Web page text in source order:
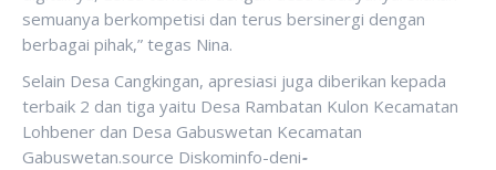
semuanya berkompetisi dan terus bersinergi dengan
berbagai pihak,” tegas Nina.
Selain Desa Cangkingan, apresiasi juga diberikan kepada
terbaik 2 dan tiga yaitu Desa Rambatan Kulon Kecamatan
Lohbener dan Desa Gabuswetan Kecamatan
Gabuswetan.source Diskominfo-deni-